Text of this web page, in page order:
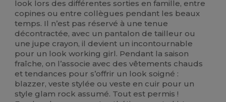
look lors des différentes sorties en famille, entre
copines ou entre collègues pendant les beaux
temps. Il n’est pas réservé à une tenue
décontractée, avec un pantalon de tailleur ou
une jupe crayon, il devient un incontournable
pour un look working girl. Pendant la saison
fraîche, on l’associe avec des vêtements chauds
et tendances pour s’offrir un look soigné :
blazzer, veste stylée ou veste en cuir pour un
style glam rock assumé. Tout est permis !